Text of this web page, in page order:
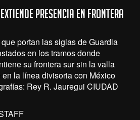
presencia en frontera
portan las siglas de Guardia
en los tramos donde
su frontera sur sin la valla
la línea divisoria con México
Rey R. Jauregui CIUDAD